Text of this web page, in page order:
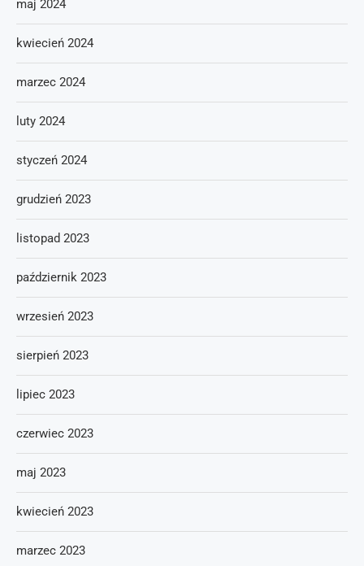
maj 2024
kwiecień 2024
marzec 2024
luty 2024
styczeń 2024
grudzień 2023
listopad 2023
październik 2023
wrzesień 2023
sierpień 2023
lipiec 2023
czerwiec 2023
maj 2023
kwiecień 2023
marzec 2023